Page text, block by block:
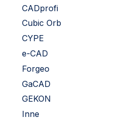
CADprofi
Cubic Orb
CYPE
e-CAD
Forgeo
GaCAD
GEKON
Inne